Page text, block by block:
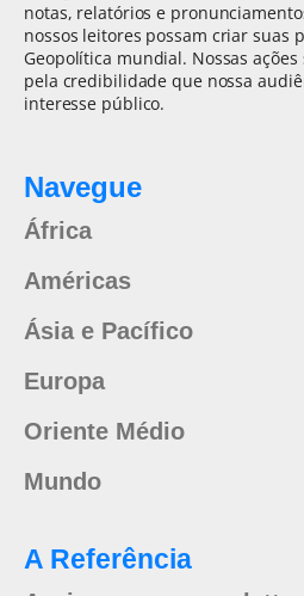
notas, relatórios e
nossos leitores possam criar suas
Geopolítica mundial. Nossas
pela credibilidade que nossa
interesse público.
Navegue
África
Américas
Ásia e Pacífico
Europa
Oriente Médio
Mundo
A Referência